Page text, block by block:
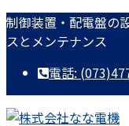
コ
ン
ツ
に
ナ
ビ
シ
ョ
制御装置・配電盤の
スとメンテナンス
電話: